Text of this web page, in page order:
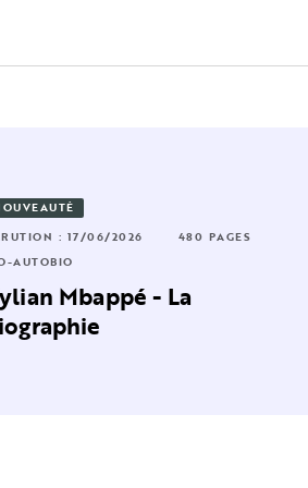
: 17/06/2026
480 PAGES
AUTOBIO
Mbappé - La